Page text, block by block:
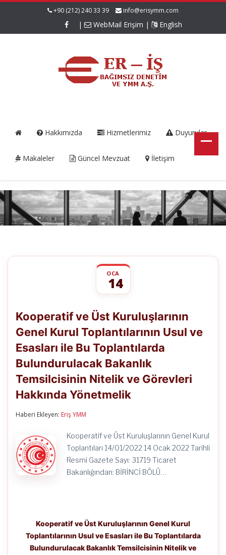
+90 (212) 240 33 39 info@erisymm.com
| WebMail Erişim | English
Hakkımızda Hizmetlerimiz Duyurular
Makaleler Güncel Mevzuat İletişim
OCA
14
Üst
Kuruluşlarının
Genel
Kurul
Toplantılarının
Usul
ve
Esasları
ile
Bu
Toplantılarda
Nitelik
Görevleri
Hakkında
Yönetmelik
Kooperatif ve Üst Kuruluşlarının
Genel Kurul Toplantılarının Usul ve
Esasları ile Bu Toplantılarda
Bulundurulacak Bakanlık
Temsilcisinin Nitelik ve Görevleri
Hakkında Yönetmelik
Haberi Ekleyen: Eriş YMM
Kooperatif ve Üst Kuruluşlarının Genel Kurul
Toplantıları 14/01/2022 14 Ocak 2022 Tarihli
Resmi Gazete Sayı: 31719 Ticaret
Bakanlığından: BİRİNCİ BÖLÜ…
Kooperatif ve Üst Kuruluşlarının Genel Kurul
Toplantılarının Usul ve Esasları ile Bu Toplantılarda
Bulundurulacak Bakanlık Temsilcisinin Nitelik ve